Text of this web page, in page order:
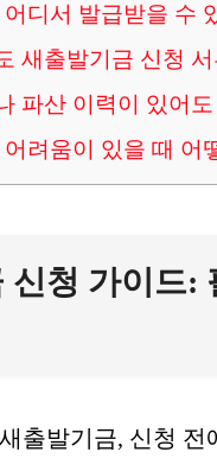
디서 발급받을 수
새출발기금 신청
파산 이력이 있어
려움이 있을 때 어
신청 가이드:
출발기금, 신청